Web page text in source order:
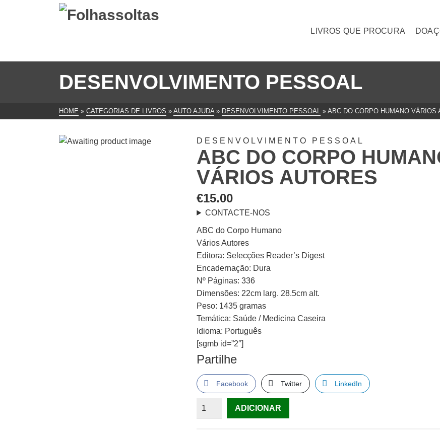
LIVROS QUE PROCURA
DESENVOLVIMENTO PESSOAL
HOME » CATEGORIAS DE LIVROS » AUTO AJUDA » DESENVOLVIMENTO PESSOAL » ABC DO CORPO HUMANO VÁRIOS
DESENVOLVIMENTO PESSOAL
ABC DO CORPO
VÁRIOS AUTORES
€15.00
CONTACTE-NOS
ABC do Corpo Humano
Vários Autores
Editora: Selecções Reader’s Digest
Encadernação: Dura
Nº Páginas: 336
Dimensões: 22cm larg. 28.5cm alt.
Peso: 1435 gramas
Temática: Saúde / Medicina Caseira
Idioma: Português
[sgmb id=”2″]
Partilhe
Facebook Twitter LinkedIn
QuantidadeADICIONAR